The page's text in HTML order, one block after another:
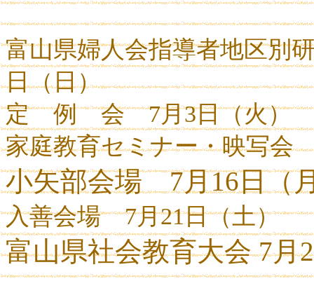
富山県婦人会指導者地区別
日（日）
定 例 会 7月3日（火）
家庭教育セミナー・映写
小矢部会場 7月16日（
入善会場 7月21日（土）
富山県社会教育大会 7月